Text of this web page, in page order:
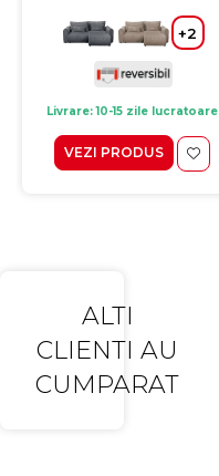
+2
Livrare: 10-15 zile lucratoare
VEZI PRODUS
ALTI
CLIENTI AU
CUMPARAT